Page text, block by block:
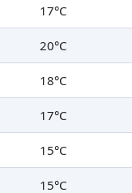
17°C
20°C
18°C
17°C
15°C
15°C